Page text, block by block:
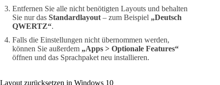
Entfernen Sie alle nicht benötigten Layouts und behalten
Sie nur das Standardlayout – zum Beispiel „Deutsch
QWERTZ“.
Falls die Einstellungen nicht übernommen werden,
können Sie außerdem „Apps > Optionale Features“
öffnen und das Sprachpaket neu installieren.
Layout zurücksetzen in Windows 10